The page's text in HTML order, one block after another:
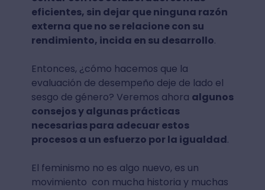
eficientes, sin dejar que ninguna razón
externa que no se relacione con su
rendimiento, incida en su desarrollo.
Entonces, ¿cómo hacemos que la
evaluación de desempeño deje de lado el
sesgo de género? Veremos ahora algunos
consejos y algunas prácticas
necesarias para adecuar estos
procesos a un esfuerzo por la igualdad.
El feminismo no es algo nuevo, es un
movimiento con mucha historia y muchas